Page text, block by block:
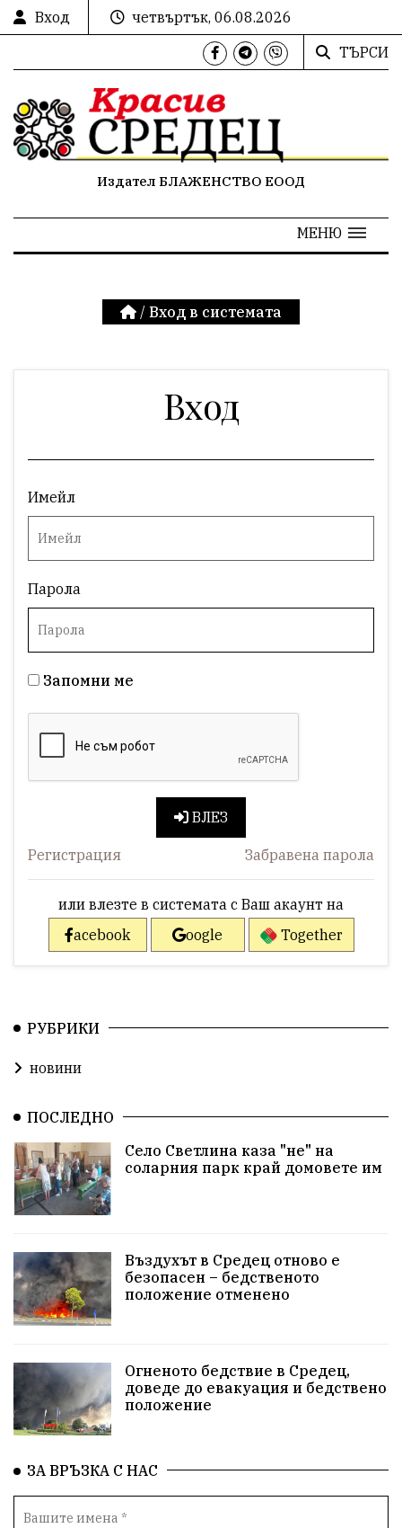
Вход
четвъртък, 06.08.2026
ТЪРСИ
Издател БЛАЖЕНСТВО ЕООД
МЕНЮ
/ Вход в системата
Вход
Имейл
Парола
Запомни ме
ВЛЕЗ
Регистрация Забравена парола
или влезте в системата с Ваш акаунт на
acebook
oogle Together
РУБРИКИ
новини
ПОСЛЕДНО
Село Светлина каза "не" на
соларния парк край домовете им
Въздухът в Средец отново е
безопасен – бедственото
положение отменено
Огненото бедствие в Средец,
доведе до евакуация и бедствено
положение
ЗА ВРЪЗКА С НАС